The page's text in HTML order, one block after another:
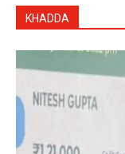
KHADDA